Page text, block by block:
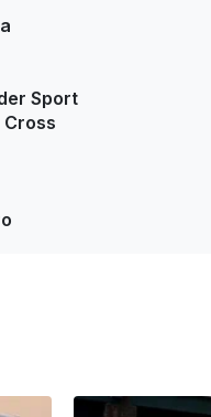
Sport
Cross